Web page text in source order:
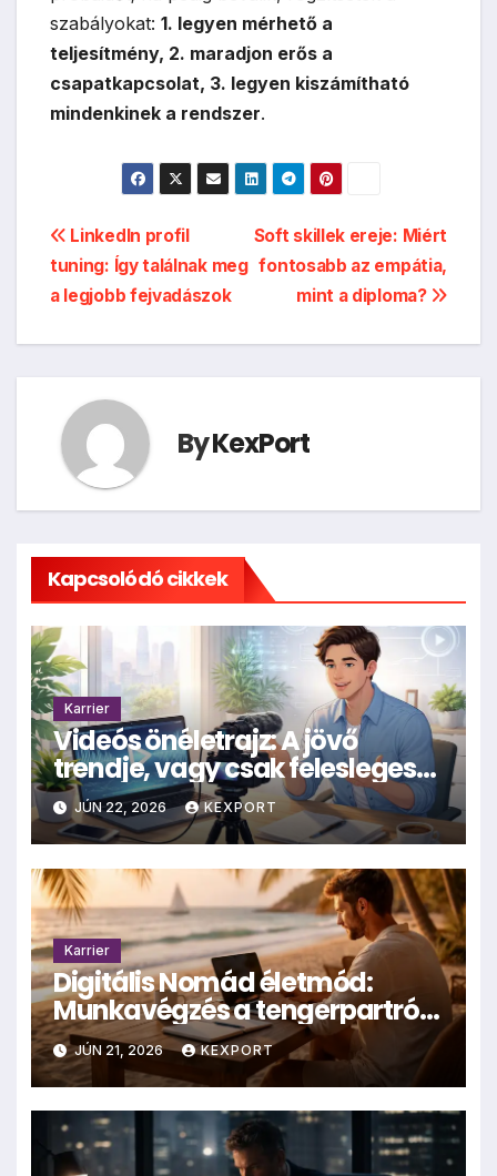
szabályokat: 1. legyen mérhető a
teljesítmény, 2. maradjon erős a
csapatkapcsolat, 3. legyen kiszámítható
mindenkinek a rendszer.
Bejegyzés
navigáció
Soft skillek ereje: Miért
fontosabb az empátia,
mint a diploma?
LinkedIn profil
tuning: Így találnak meg
a legjobb fejvadászok
ByKexPort
Kapcsolódó cikkek
Karrier
Videós önéletrajz: A jövő
trendje, vagy csak felesleges
hűhó?
JÚN 22, 2026 KEXPORT
Karrier
Digitális Nomád életmód:
Munkavégzés a tengerpartról
– valóság vagy mítosz?
JÚN 21, 2026 KEXPORT